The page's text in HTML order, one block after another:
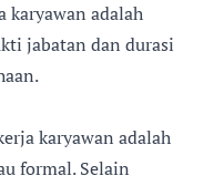
karyawan adalah
jabatan dan durasi
karyawan adalah
formal. Selain